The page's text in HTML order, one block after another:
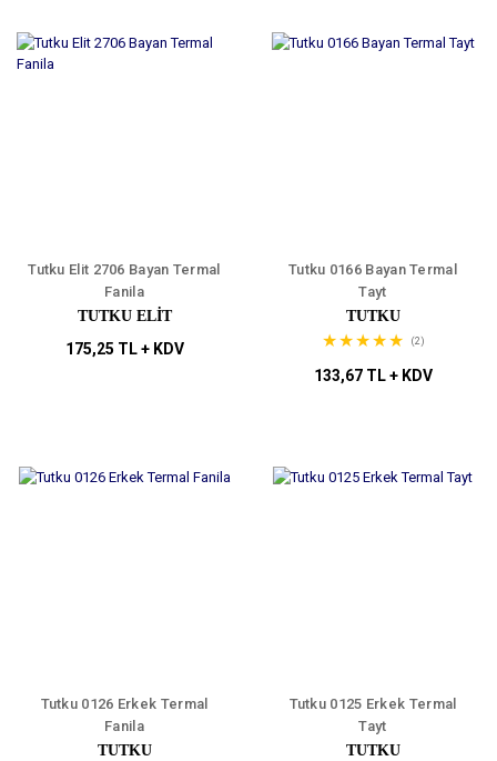
Tutku Elit 2706 Bayan Termal
Fanila
TUTKU ELIT
175,25 TL + KDV
Tutku 0166 Bayan Termal
Tayt
TUTKU
(2)
133,67 TL + KDV
Tutku 0126 Erkek Termal
Fanila
TUTKU
Tutku 0125 Erkek Termal
Tayt
TUTKU